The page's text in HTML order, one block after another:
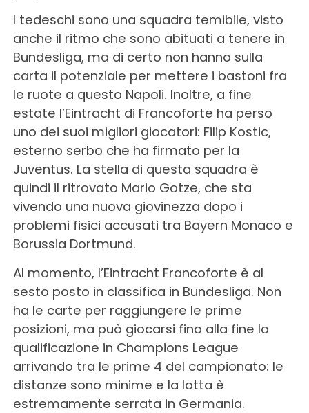
I tedeschi sono una squadra temibile, visto
anche il ritmo che sono abituati a tenere in
Bundesliga, ma di certo non hanno sulla
carta il potenziale per mettere i bastoni fra
le ruote a questo Napoli. Inoltre, a fine
estate l’Eintracht di Francoforte ha perso
uno dei suoi migliori giocatori: Filip Kostic,
esterno serbo che ha firmato per la
Juventus. La stella di questa squadra è
quindi il ritrovato Mario Gotze, che sta
vivendo una nuova giovinezza dopo i
problemi fisici accusati tra Bayern Monaco e
Borussia Dortmund.
Al momento, l’Eintracht Francoforte è al
sesto posto in classifica in Bundesliga. Non
ha le carte per raggiungere le prime
posizioni, ma può giocarsi fino alla fine la
qualificazione in Champions League
arrivando tra le prime 4 del campionato: le
distanze sono minime e la lotta è
estremamente serrata in Germania.